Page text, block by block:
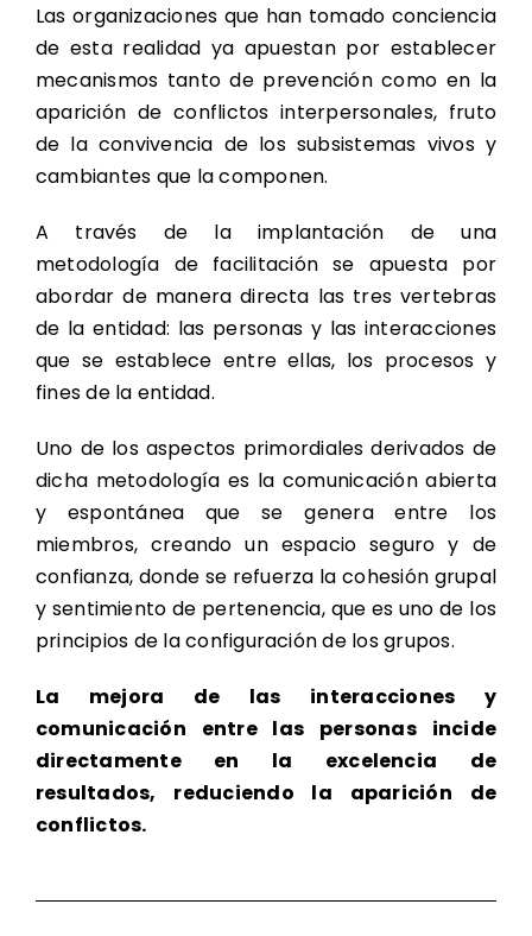
Las organizaciones que han tomado conciencia
de esta realidad ya apuestan por establecer
mecanismos tanto de prevención como en la
aparición de conflictos interpersonales, fruto
de la convivencia de los subsistemas vivos y
cambiantes que la componen.
A través de la implantación de una
metodología de facilitación se apuesta por
abordar de manera directa las tres vertebras
de la entidad: las personas y las interacciones
que se establece entre ellas, los procesos y
fines de la entidad.
Uno de los aspectos primordiales derivados de
dicha metodología es la comunicación abierta
y espontánea que se genera entre los
miembros, creando un espacio seguro y de
confianza, donde se refuerza la cohesión grupal
y sentimiento de pertenencia, que es uno de los
principios de la configuración de los grupos.
La mejora de las interacciones y
comunicación entre las personas incide
directamente en la excelencia de
resultados, reduciendo la aparición de
conflictos.